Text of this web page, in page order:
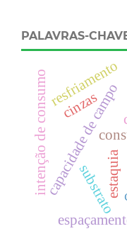
PALAVRAS-
estaquia
capacidade de campo
resfriamento
substrato
intenção de consumo cinzas